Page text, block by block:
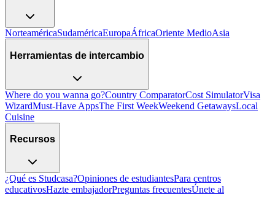
NorteaméricaSudaméricaEuropaÁfricaOriente MedioAsia
Herramientas de intercambio
Where do you wanna go?Country ComparatorCost SimulatorVisa
WizardMust-Have AppsThe First WeekWeekend GetawaysLocal
Cuisine
Recursos
¿Qué es Studcasa?Opiniones de estudiantesPara centros
educativosHazte embajadorPreguntas frecuentesÚnete al